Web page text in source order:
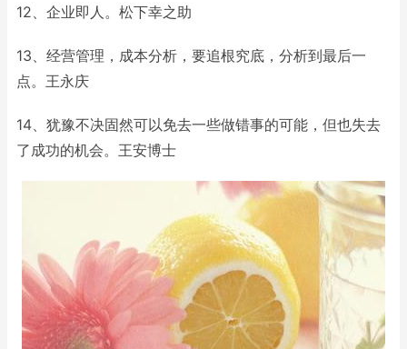
12、企业即人。松下幸之助
13、经营管理，成本分析，要追根究底，分析到最后一
点。王永庆
14、犹豫不决固然可以免去一些做错事的可能，但也失去
了成功的机会。王安博士